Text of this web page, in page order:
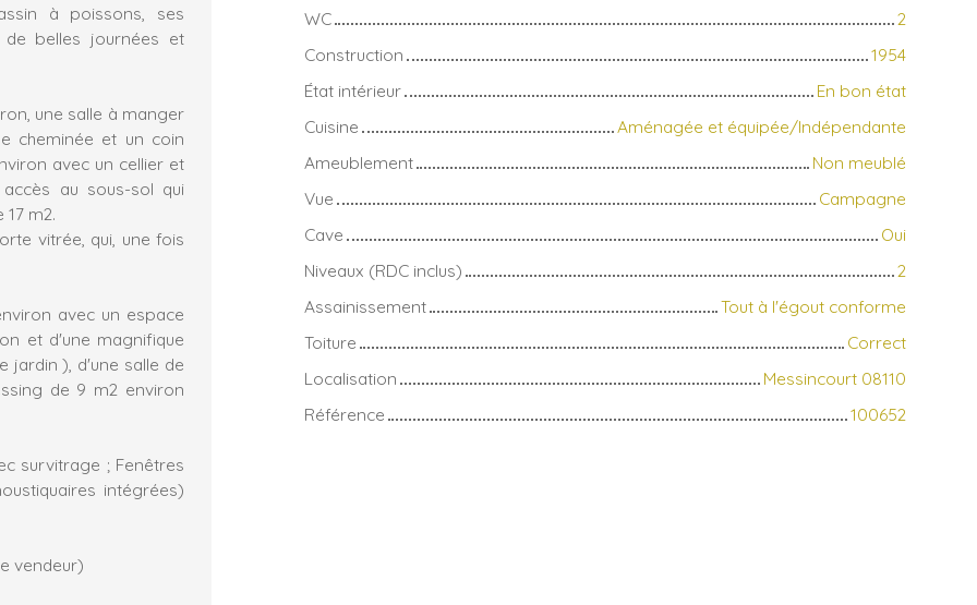
à poissons, ses
belles journées et
une salle à manger
cheminée et un coin
avec un cellier et
au sous-sol qui
m2.
vitrée, qui, une fois
avec un espace
et d'une magnifique
jardin ), d'une salle de
de 9 m2 environ
survitrage ; Fenêtres
intégrées)
vendeur)
WC
2
Construction
1954
État intérieur
En bon état
Cuisine
Aménagée et équipée/Indépendante
Ameublement
Non meublé
Vue
Campagne
Cave
Oui
Niveaux (RDC inclus)
2
Assainissement
Tout à l'égout conforme
Toiture
Correct
Localisation
Messincourt 08110
Référence
100652